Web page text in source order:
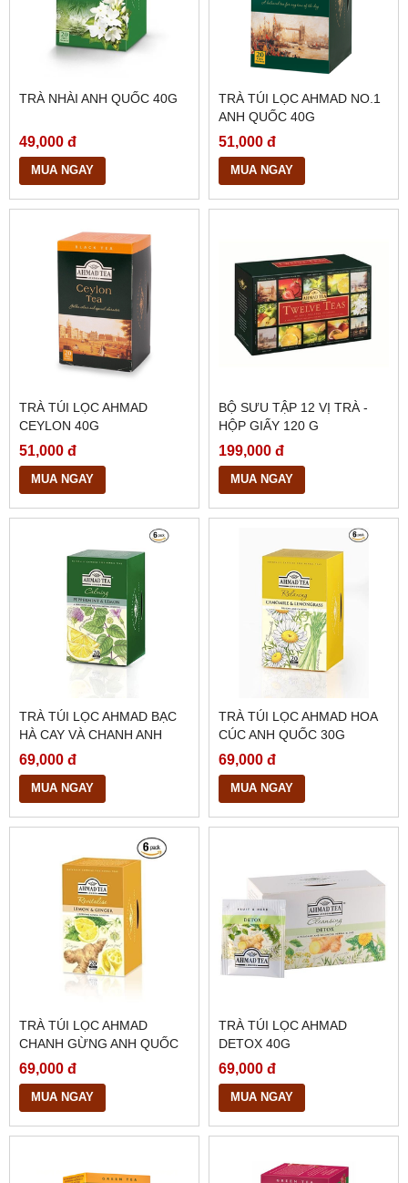
TRÀ NHÀI ANH QUỐC 40G
49,000 đ
MUA NGAY
TRÀ TÚI LỌC AHMAD NO.1
ANH QUỐC 40G
51,000 đ
MUA NGAY
TRÀ TÚI LỌC AHMAD
CEYLON 40G
51,000 đ
MUA NGAY
BỘ SƯU TẬP 12 VỊ TRÀ -
HỘP GIẤY 120 G
199,000 đ
MUA NGAY
TRÀ TÚI LỌC AHMAD BẠC
HÀ CAY VÀ CHANH ANH
QUỐC 40G
69,000 đ
MUA NGAY
TRÀ TÚI LỌC AHMAD HOA
CÚC ANH QUỐC 30G
69,000 đ
MUA NGAY
TRÀ TÚI LỌC AHMAD
CHANH GỪNG ANH QUỐC
40G
69,000 đ
MUA NGAY
TRÀ TÚI LỌC AHMAD
DETOX 40G
69,000 đ
MUA NGAY